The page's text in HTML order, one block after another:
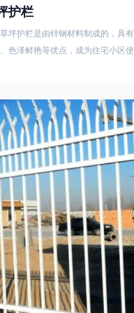
护栏
坪护栏是由锌钢材料制成的，具有
色泽鲜艳等优点，成为住宅小区
用在人员行走的边界处，这就需
计较为圆滑，减少人员不小心碰触
安装前，土木建筑为砖砌或混凝土